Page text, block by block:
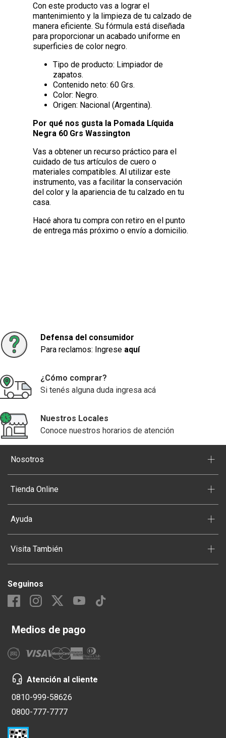
Con este producto vas a lograr el
mantenimiento y la limpieza de tu calzado de
manera eficiente. Su fórmula está diseñada
para proporcionar un acabado uniforme en
superficies de color negro.
Tipo de producto: Limpiador de
zapatos.
Contenido neto: 60 Grs.
Color: Negro.
Origen: Nacional (Argentina).
Por qué nos gusta la Pomada Líquida
Negra 60 Grs Wassington
Vas a obtener un recurso práctico para el
cuidado de tus artículos de cuero o
materiales compatibles. Al utilizar este
instrumento, vas a facilitar la conservación
del color y la apariencia de tu calzado en tu
casa.
Hacé ahora tu compra con retiro en el punto
de entrega más próximo o envío a domicilio.
Defensa del consumidor
Para reclamos: Ingrese aquí
¿Cómo comprar?
Si tenés alguna duda ingresa acá
Nuestros Locales
Conoce nuestros horarios de atención
Nosotros +
Tienda Online +
Ayuda +
Visita También +
Seguinos
Medios de pago
Atención al cliente
0810-999-58626
0800-777-7777